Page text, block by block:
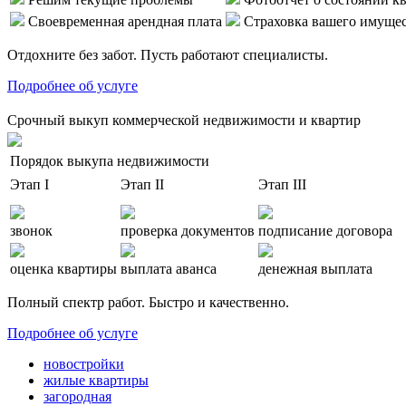
Своевременная арендная плата
Страховка вашего
Отдохните без забот. Пусть работают специалисты.
Подробнее об услуге
Срочный выкуп коммерческой недвижимости и квартир
Порядок выкупа недвижимости
Этап I
Этап II Этап III
звонок проверка документов подписание договора
оценка квартиры выплата аванса денежная выплата
Полный спектр работ. Быстро и качественно.
Подробнее об услуге
новостройки
жилые квартиры
загородная